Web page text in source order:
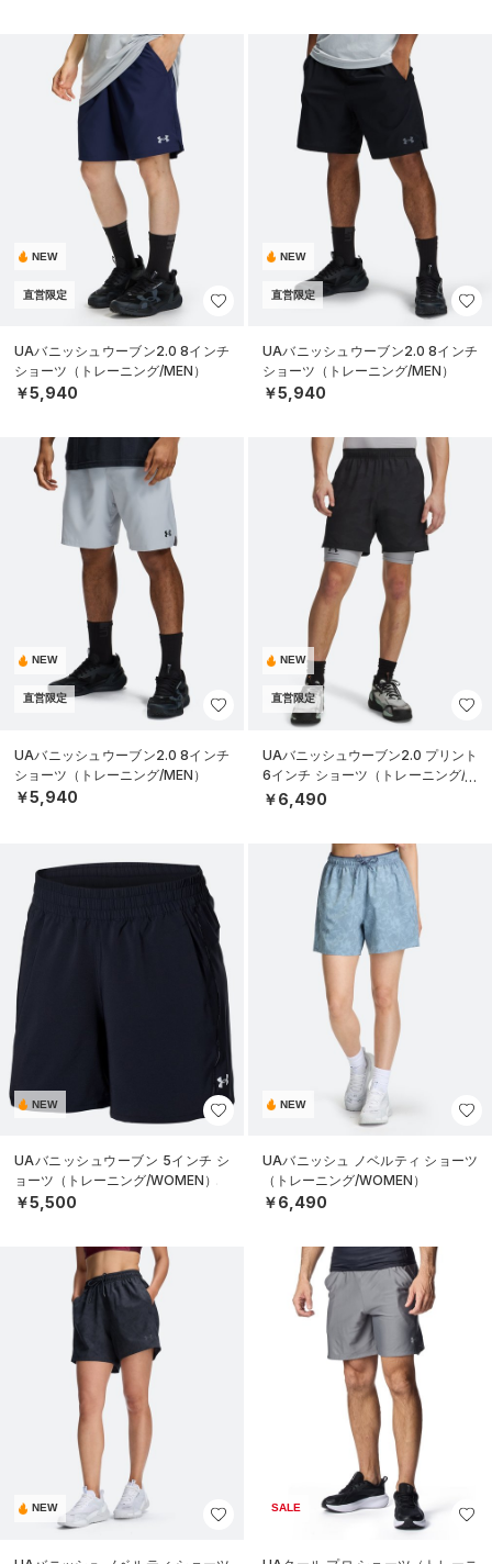
NEW
直営限定
UAバニッシュウーブン2.0 8インチ
ショーツ（トレーニング/MEN）
￥5,940
NEW
直営限定
UAバニッシュウーブン2.0 8インチ
ショーツ（トレーニング/MEN）
￥5,940
NEW
直営限定
UAバニッシュウーブン2.0 8インチ
ショーツ（トレーニング/MEN）
￥5,940
NEW
直営限定
UAバニッシュウーブン2.0 プリント
6インチ ショーツ（トレーニング/M
EN）
￥6,490
NEW
UAバニッシュウーブン 5インチ シ
ョーツ（トレーニング/WOMEN）
￥5,500
NEW
UAバニッシュ ノベルティ ショーツ
（トレーニング/WOMEN）
￥6,490
NEW SALE